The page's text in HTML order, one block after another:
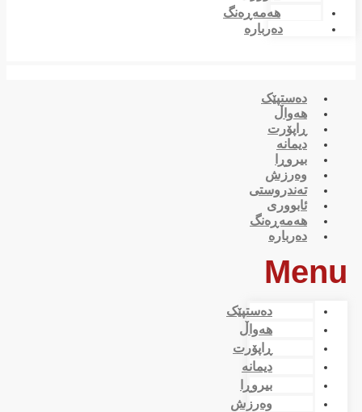
هەمەڕەنگ
دەربارە
دەستپێک
هەواڵ
ڕاپۆرت
دیمانە
بیروڕا
وەرزش
تەندروستی
ئابووری
هەمەڕەنگ
دەربارە
Menu
دەستپێک
هەواڵ
ڕاپۆرت
دیمانە
بیروڕا
وەرزش